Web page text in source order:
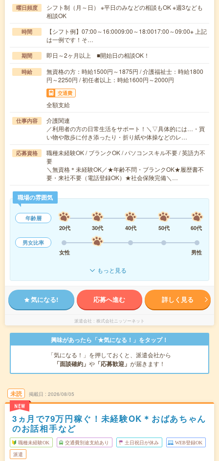
曜日頻度
シフト制（月～日） ※平日のみなどの相談もOK ※週3なども
相談OK
時間
【シフト例】07:00～16:0009:00～18:0017:00～09:00※ 上記
は一例です！そ…
期間 即日～2ヶ月以上 ■開始日の相談OK！
時給
無資格の方：時給1500円～1875円 / 介護福祉士：時給1800
円～2250円 / 初任者以上：時給1600円～2000円
交通費
全額支給
仕事内容
介護関連
／利用者の方の日常生活をサポート！＼▽具体的には…・買
い物や散歩に付き添ったり・折り紙や体操などのレ…
応募資格
職種未経験OK / ブランクOK / パソコンスキル不要 / 英語力不
要
＼無資格＊未経験OK／★年齢不問・ブランクOK★履歴書不
要・来社不要（電話登録OK）★社会保険完備＼…
職場の雰囲気
年齢層
20代
30代 40代 50代
60代
男女比率
女性
男性
もっと見る
気になる! 応募へ進む 詳しく見る
派遣会社 株式会社ニッソーネット
興味があったら「★気になる！」をタップ！
「気になる！」を押しておくと、派遣会社から
「面談確約」 や 「応募歓迎」 が届きます！
未読
NEW
掲載日 2026/08/05
3ヵ月で79万円稼ぐ！未経験OK＊おばあちゃん
のお話相手など
職種未経験OK 交通費別途支給あり 土日祝日が休み WEB登録OK
派遣